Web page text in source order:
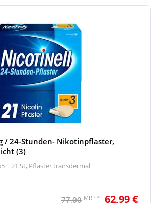
/ 24-Stunden- Nikotinpflaster,
(3)
| 21 St, Pflaster transdermal
77,00 MRP 2 62,99 €